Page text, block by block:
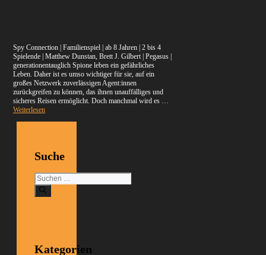
Spy Connection | Familienspiel | ab 8 Jahren | 2 bis 4
Spielende | Matthew Dunstan, Brett J. Gilbert | Pegasus |
generationentauglich Spione leben ein gefährliches
Leben. Daher ist es umso wichtiger für sie, auf ein
großes Netzwerk zuverlässigen Agent:innen
zurückgreifen zu können, das ihnen unauffälliges und
sicheres Reisen ermöglicht. Doch manchmal wird es …
Weiterlesen
Suche
Suchen
nach:
Kategorien